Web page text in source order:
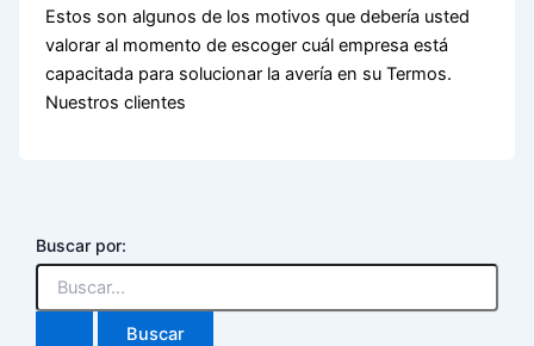
Estos son algunos de los motivos que debería usted
valorar al momento de escoger cuál empresa está
capacitada para solucionar la avería en su Termos.
Nuestros clientes
Buscar por: